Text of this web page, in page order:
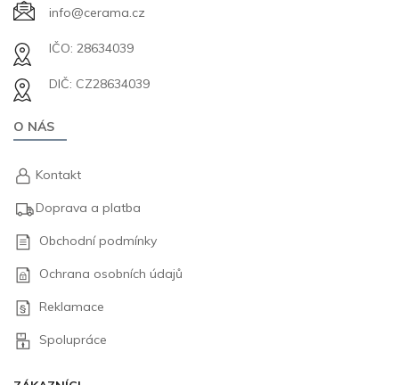
info@cerama.cz
IČO: 28634039
DIČ: CZ28634039
O NÁS
Kontakt
Doprava a platba
Obchodní podmínky
Ochrana osobních údajů
Reklamace
Spolupráce